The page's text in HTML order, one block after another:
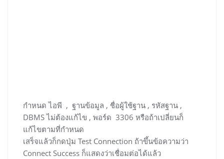
กำหนด ไอพี , ฐานข้อมูล , ชื่อผู้ใช้ฐาน , รหัสฐาน ,
DBMS ไม่ต้องแก้ไข , พอร์ด 3306 หรือถ้าเปลี่ยนก็
แก้ไขตามที่กำหนด
เสร็จแล้วก็กดปุ่ม Test Connection ถ้าขึ้นข้อความว่า
Connect Success ก็แสดงว่าเชื่อมต่อได้แล้ว